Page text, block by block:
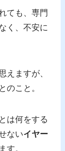
ても、専門
く、不安に
えますが、
のこと。
は何をする
ないイヤー
す。